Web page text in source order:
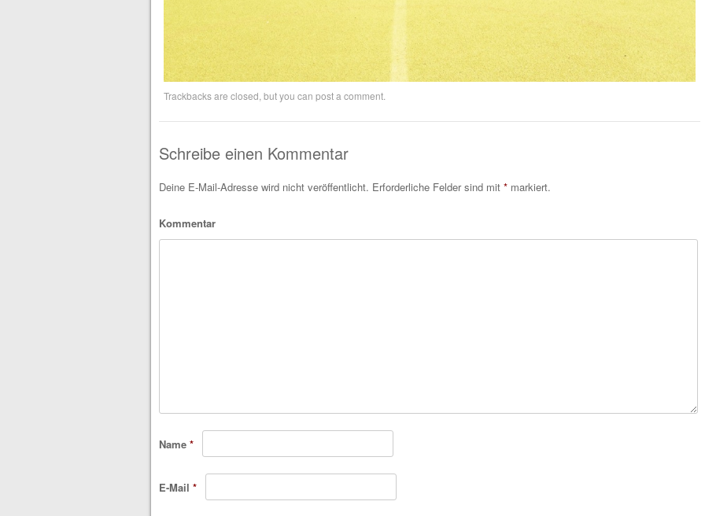
Trackbacks are closed, but you can post a comment.
Schreibe einen Kommentar
Deine E-Mail-Adresse wird nicht veröffentlicht. Erforderliche Felder sind mit *markiert.
Kommentar
Name *
E-Mail *